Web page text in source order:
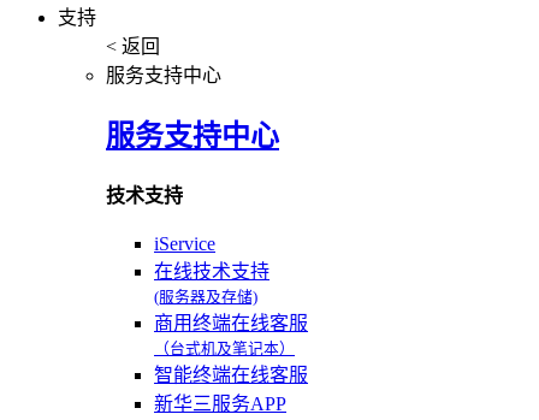
支持
< 返回
服务支持中心
服务支持中心
技术支持
iService
在线技术支持
(服务器及存储)
商用终端在线客服
（台式机及笔记本）
智能终端在线客服
新华三服务APP